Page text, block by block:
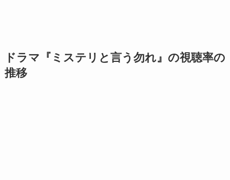
ドラマ『ミステリと言う勿れ』の視聴率の
推移